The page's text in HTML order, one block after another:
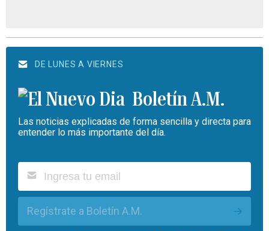
DE LUNES A VIERNES
Boletín A.M.
Las noticias explicadas de forma sencilla y directa para
entender lo más importante del día.
Regístrate a Boletín A.M.